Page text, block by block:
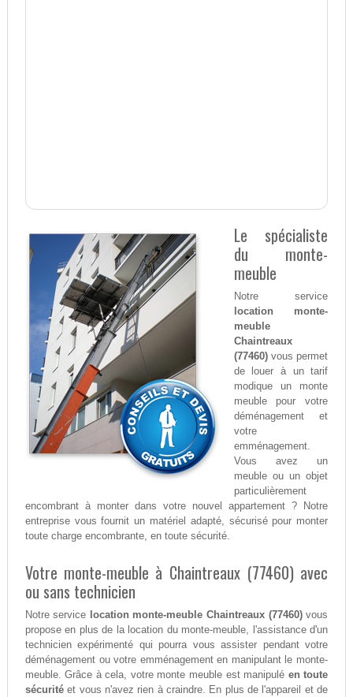
Le spécialiste
du monte-
meuble
Notre service
location monte-
meuble
Chaintreaux
(77460)vous permet
de louer à un tarif
modique un monte
meuble pour votre
déménagement et
votre
emménagement.
Vous avez un
meuble ou un objet
particulièrement
encombrant à monter dans votre nouvel appartement ? Notre
entreprise vous fournit un matériel adapté, sécurisé pour monter
toute charge encombrante, en toute sécurité.
Votre monte-meuble à Chaintreaux (77460) avec
ou sans technicien
Notre service location monte-meuble Chaintreaux (77460)vous
propose en plus de la location du monte-meuble, l'assistance d'un
technicien expérimenté qui pourra vous assister pendant votre
déménagement ou votre emménagement en manipulant le monte-
meuble. Grâce à cela, votre monte meuble est manipulé en toute
sécuritéet vous n'avez rien à craindre. En plus de l'appareil et de